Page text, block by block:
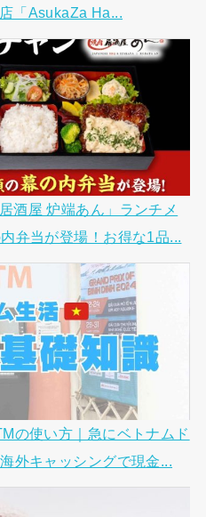
「AsukaZa Ha...
酒屋 炉端あん」ランチメ
弁当が登場！お得な1品...
の使い方｜急にベトナムド
外キャッシングで現金...